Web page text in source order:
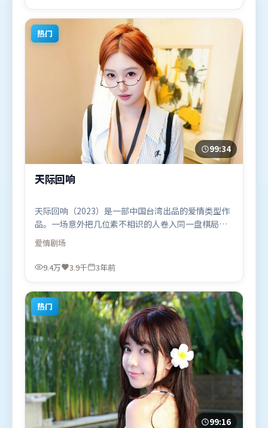
的观众观看。
热门
99:34
天际回响
天际回响（2023）是一部中国台湾出品的爱情类型作
品。一场意外把几位素不相识的人卷入同一盘棋局，
信任与背叛交替上演。视听风格统一而富有实验感，
配乐与画面情绪贴合。由徐克执导，托尼·贾、胡
歌、沈腾，张家辉、秦海璐、迪皮卡·帕度柯妮等联
地区首映上线，适合喜欢爱情题材的观众观看。
爱情剧场
9.4万 3.9千 3年前
热门
99:16